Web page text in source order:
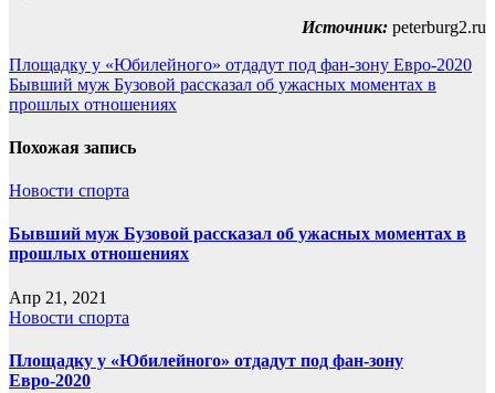
Источник: peterburg2.ru
Навигация
по
Площадку у «Юбилейного» отдадут под фан-зону Евро-2020
Бывший муж Бузовой рассказал об ужасных моментах в
прошлых отношениях
Похожая запись
Новости спорта
Бывший муж Бузовой рассказал об ужасных моментах в
прошлых отношениях
Апр 21, 2021
Новости спорта
Площадку у «Юбилейного» отдадут под фан-зону
Евро-2020